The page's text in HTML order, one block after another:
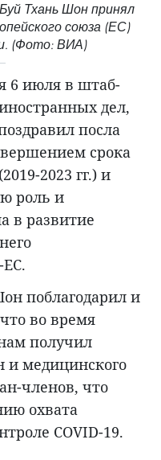
Тхань Шон принял
союза (ЕС)
(Фото: ВИА)
6 июля в штаб-
дел,
посла
срока
2023 гг.) и
роль и
в развитие
ЕС.
поблагодарил и
во время
получил
и медицинского
членов, что
охвата
COVID-19.